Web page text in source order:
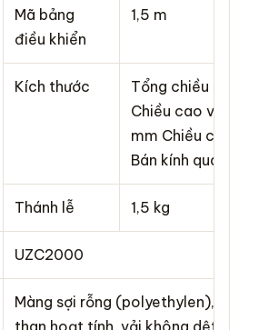
Mã bảng
điều khiển
1,5 m
Kích thước
Tổng chiều cao:
Chiều cao vòi
mm Chiều cao
Bán kính quay:
Thánh lễ 1,5 kg
UZC2000
Màng sợi rỗng (polyethylen), sợi